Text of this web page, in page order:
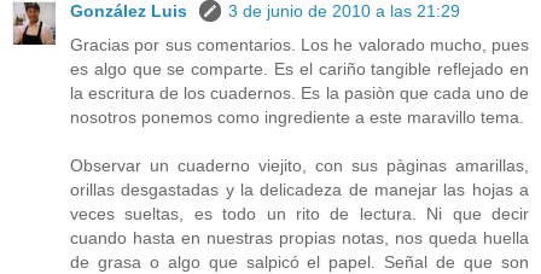
González Luis
3 de junio de 2010 a las 21:29
Gracias por sus comentarios. Los he valorado mucho, pues
es algo que se comparte. Es el cariño tangible reflejado en
la escritura de los cuadernos. Es la pasiòn que cada uno de
nosotros ponemos como ingrediente a este maravillo tema.
Observar un cuaderno viejito, con sus pàginas amarillas,
orillas desgastadas y la delicadeza de manejar las hojas a
veces sueltas, es todo un rito de lectura. Ni que decir
cuando hasta en nuestras propias notas, nos queda huella
de grasa o algo que salpicó el papel. Señal de que son